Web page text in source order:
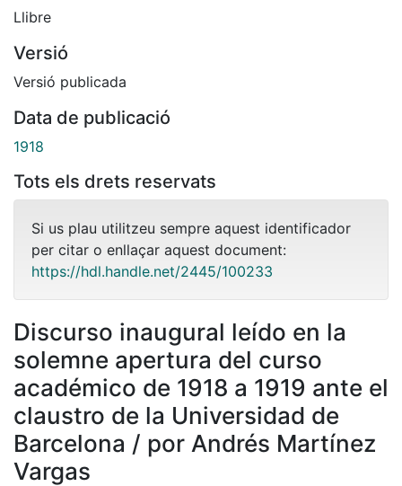
Llibre
Versió
Versió publicada
Data de publicació
1918
Tots els drets reservats
Si us plau utilitzeu sempre aquest identificador
per citar o enllaçar aquest document:
https://hdl.handle.net/2445/100233
Discurso inaugural leído en la
solemne apertura del curso
académico de 1918 a 1919 ante el
claustro de la Universidad de
Barcelona / por Andrés Martínez
Vargas